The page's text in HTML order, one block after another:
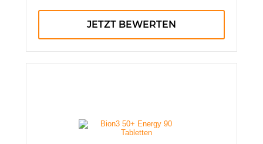
JETZT BEWERTEN